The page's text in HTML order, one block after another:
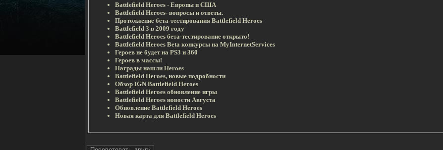
Battlefield Heroes - Европы и США
Battlefield Heroes- вопросы и ответы.
Протолжение бета-тестирования Battlefield Heroes
Battlefield 3 в 2009 году
Battlefield Heroes бета-тестирование открыто!
Battlefield Heroes Beta конкурсы на MyInternetServices
Героев не будет на PS3 и 360
Героев в массы!
Награды нашли Heroes
Battlefield Heroes, новые подробности
Обзор IGN Battlefield Heroes
Battlefield Heroes обновление игры
Battlefield Heroes новости Августа
Обновление Battlefield Heroes
Новая карта для Battlefield Heroes